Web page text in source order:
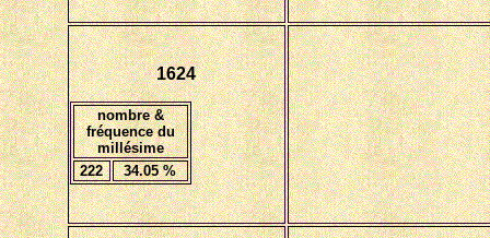
1624
nombre &
fréquence du
millésime
222
34.05 %